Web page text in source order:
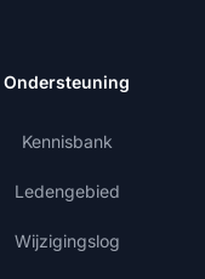
Ondersteuning
Kennisbank
Ledengebied
Wijzigingslog